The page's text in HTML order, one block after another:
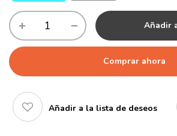
Añadir
Comprar ahora
Añadir a la lista de deseos